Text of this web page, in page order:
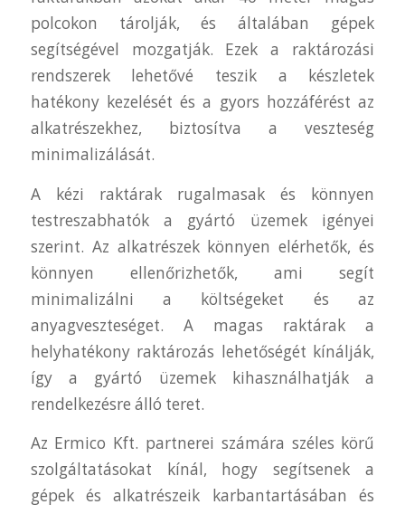
polcokon tárolják, és általában gépek
segítségével mozgatják. Ezek a raktározási
rendszerek lehetővé teszik a készletek
hatékony kezelését és a gyors hozzáférést az
alkatrészekhez, biztosítva a veszteség
minimalizálását.
A kézi raktárak rugalmasak és könnyen
testreszabhatók a gyártó üzemek igényei
szerint. Az alkatrészek könnyen elérhetők, és
könnyen ellenőrizhetők, ami segít
minimalizálni a költségeket és az
anyagveszteséget. A magas raktárak a
helyhatékony raktározás lehetőségét kínálják,
így a gyártó üzemek kihasználhatják a
rendelkezésre álló teret.
Az Ermico Kft. partnerei számára széles körű
szolgáltatásokat kínál, hogy segítsenek a
gépek és alkatrészeik karbantartásában és